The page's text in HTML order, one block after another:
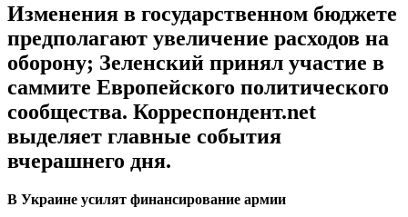
Изменения в государственном бюджете
предполагают увеличение расходов на
оборону; Зеленский принял участие в
саммите Европейского политического
сообщества. Корреспондент.net
выделяет главные события
вчерашнего дня.
В Украине усилят финансирование армии